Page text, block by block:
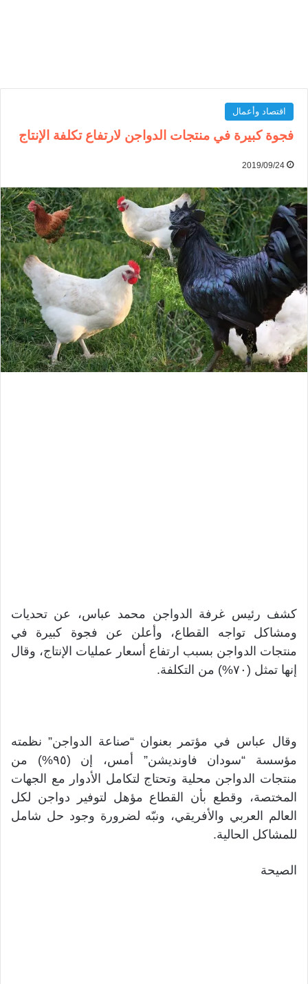
اقتصاد وأعمال
فجوة كبيرة في منتجات الدواجن لارتفاع تكلفة الإنتاج
2019/09/24
كشف رئيس غرفة الدواجن محمد عباس، عن تحديات
ومشاكل تواجه القطاع، وأعلن عن فجوة كبيرة في
منتجات الدواجن بسبب ارتفاع أسعار عمليات الإنتاج، وقال
إنها تمثل (٧٠%) من التكلفة.
وقال عباس في مؤتمر بعنوان “صناعة الدواجن” نظمته
مؤسسة “سودان فاونديشن” أمس، إن (٩٥%) من
منتجات الدواجن محلية وتحتاج لتكامل الأدوار مع الجهات
المختصة، وقطع بأن القطاع مؤهل لتوفير دواجن لكل
العالم العربي والأفريقي، ونبّه لضرورة وجود حل شامل
للمشاكل الحالية.
الصيحة